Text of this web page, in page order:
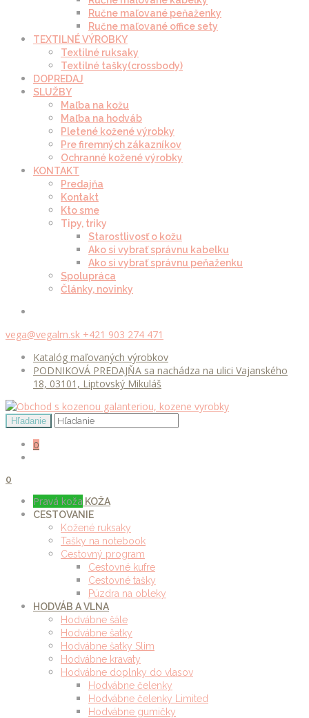
Ručne maľované peňaženky
Ručne maľované office sety
TEXTILNÉ VÝROBKY
Textilné ruksaky
Textilné tašky(crossbody)
DOPREDAJ
SLUŽBY
Maľba na kožu
Maľba na hodváb
Pletené kožené výrobky
Pre firemných zákazníkov
Ochranné kožené výrobky
KONTAKT
Predajňa
Kontakt
Kto sme
Tipy, triky
Starostlivosť o kožu
Ako si vybrať správnu kabelku
Ako si vybrať správnu peňaženku
Spolupráca
Články, novinky
vega@vegalm.sk +421 903 274 471
Katalóg maľovaných výrobkov
PODNIKOVÁ PREDAJŇA sa nachádza na ulici Vajanského
18, 03101, Liptovský Mikuláš
0
0
Pravá koža KOŽA
CESTOVANIE
Kožené ruksaky
Tašky na notebook
Cestovný program
Cestovné kufre
Cestovné tašky
Púzdra na obleky
HODVÁB A VLNA
Hodvábne šále
Hodvábne šatky
Hodvábne šatky Slim
Hodvábne kravaty
Hodvábne doplnky do vlasov
Hodvábne čelenky
Hodvábne čelenky Limited
Hodvábne gumičky